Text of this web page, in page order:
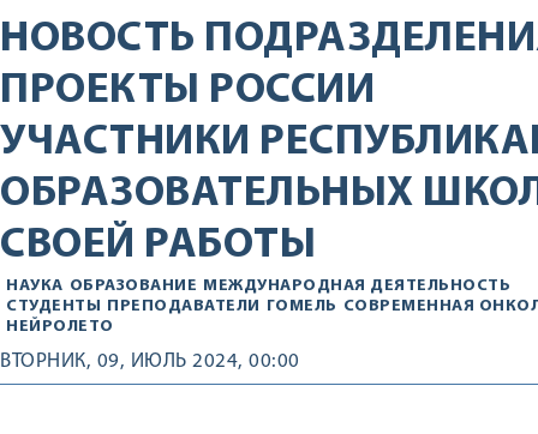
НОВОСТЬ
ПРОЕКТЫ РОССИИ
УЧАСТНИКИ
ОБРАЗОВАТЕЛЬНЫХ
СВОЕЙ РАБОТЫ
НАУКА ОБРАЗОВАНИЕ МЕЖДУНАРОДНАЯ ДЕЯТЕЛЬНОСТЬ
СТУДЕНТЫ ПРЕПОДАВАТЕЛИ ГОМЕЛЬ СОВРЕМЕННАЯ
НЕЙРОЛЕТО
ВТОРНИК, 09, ИЮЛЬ 2024, 00:00